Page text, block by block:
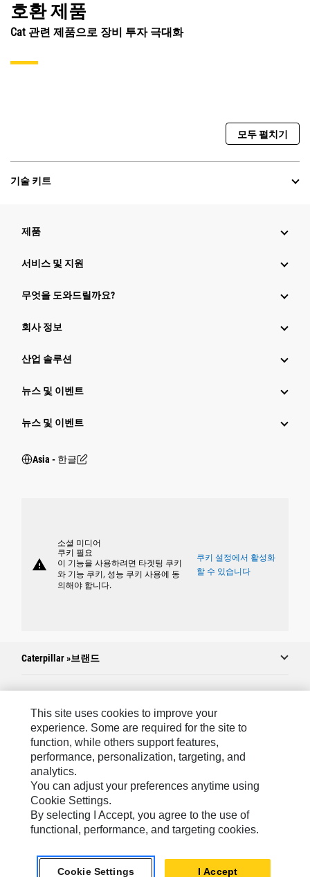
호환 제품
Cat 관련 제품으로 장비 투자 극대화
모두 펼치기
기술 키트
제품
서비스 및 지원
무엇을 도와드릴까요?
회사 정보
산업 솔루션
뉴스 및 이벤트
뉴스 및 이벤트
Asia - 한글
warning
소셜 미디어
쿠키 필요
이 기능을 사용하려면 타겟팅 쿠키
와 기능 쿠키, 성능 쿠키 사용에 동
의해야 합니다.
쿠키 설정에서 활성화
할 수 있습니다
Caterpillar »브랜드
Caterpillar.com
Caterpillar에 문의
내 마케팅 기본 설정
사이트 맵
Cookie Settings
법적 고지
위치정보 이용약관
This site uses cookies to improve your
experience. Some are required for the site to
function, while others support features,
performance, personalization, targeting, and
analytics.
You can adjust your preferences anytime using
Cookie Settings.
By selecting I Accept, you agree to the use of
functional, performance, and targeting cookies.
Cookie Settings I Accept